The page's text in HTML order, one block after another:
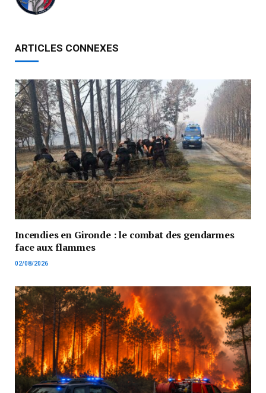
ARTICLES CONNEXES
Incendies en Gironde : le combat des gendarmes
face aux flammes
02/08/2026